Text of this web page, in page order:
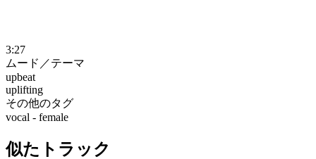
3:27
ムード／テーマ
upbeat
uplifting
その他のタグ
vocal - female
似たトラック